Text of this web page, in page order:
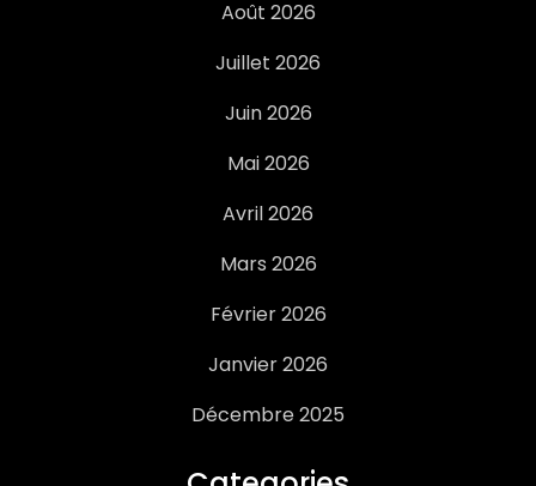
Août 2026
Juillet 2026
Juin 2026
Mai 2026
Avril 2026
Mars 2026
Février 2026
Janvier 2026
Décembre 2025